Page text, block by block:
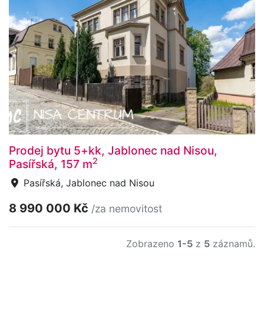
Prodej bytu 5+kk, Jablonec nad Nisou,
Pasířská, 157 m2
Pasířská, Jablonec nad Nisou
8 990 000 Kč /za nemovitost
Zobrazeno 1-5 z 5 záznamů.